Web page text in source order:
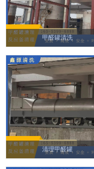
甲醛罐清洗
清理甲醛罐